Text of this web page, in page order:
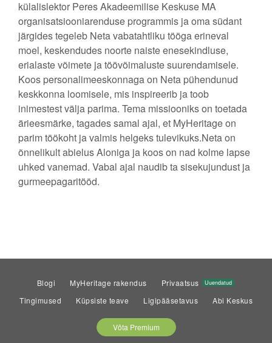
külalislektor Peres Akadeemilise Keskuse MA
organisatsiooniarenduse programmis ja oma südant
järgides tegeleb Neta vabatahtliku tööga erineval
moel, keskendudes noorte naiste enesekindluse,
erialaste võimete ja töövõimaluste suurendamisele.
Koos personalimeeskonnaga on Neta pühendunud
keskkonna loomisele, mis inspireerib ja toob
inimestest välja parima. Tema missiooniks on toetada
ärieesmärke, tagades samal ajal, et MyHeritage on
parim töökoht ja valmis helgeks tulevikuks.Neta on
õnnelikult abielus Aloniga ja koos on nad kolme lapse
uhked vanemad. Vabal ajal naudib ta sisekujundust ja
gurmeepagaritööd.
Blogi MyHeritage rakendus Privaatsus Uuendatud
Tingimused Küpsiste teave Ligipääsetavus Abi Keskus
Võta Premium